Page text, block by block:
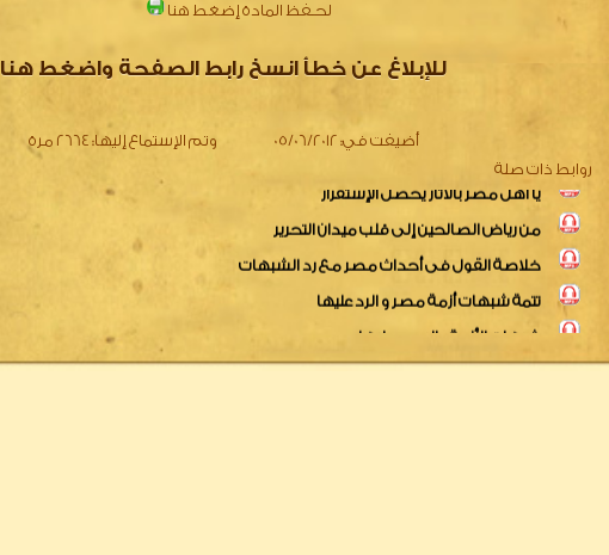
لحـفظ المادة إضغط هنا
للإبلاغ عن خطأ انسخ رابط الصفحة واضغط هنا
أضيفت في: 05/06/2012 وتم الإستماع إليها: 2664 مرة
روابط ذات صلةمن رياض الصالحين إلى قلب ميدان التحرير
خلاصة القول فى أحداث مصر مع رد الشبهات
تتمة شبهات أزمة مصر و الرد عليها
شبهات الأزمة والردود عليها
وقفة سريعة مع الأحداث